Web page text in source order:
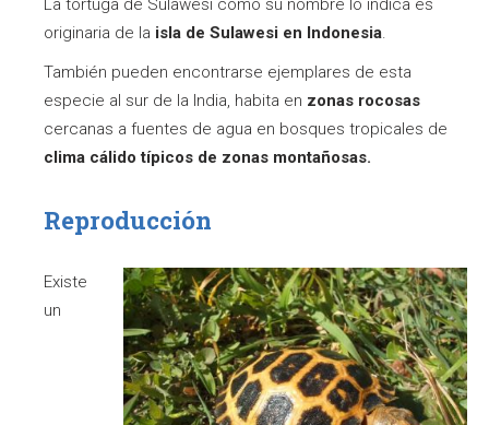
La tortuga de Sulawesi como su nombre lo indica es
originaria de la isla de Sulawesi en Indonesia.
También pueden encontrarse ejemplares de esta
especie al sur de la India, habita en zonas rocosas
cercanas a fuentes de agua en bosques tropicales de
clima cálido típicos de zonas montañosas.
Reproducción
Existe
un